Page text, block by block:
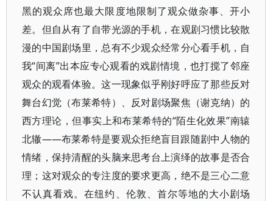
黑的观众席也最大限度地限制了观众做杂事、开小
差。但自从有了自带光源的手机，在观剧习惯比较散
漫的中国剧场里，总有不少观众经常分心看手机，自
我“间离”出本应专心观看的戏剧情境，也打搅了邻座
观众的观看体验。这一现象似乎刚好呼应了那些反对
舞台幻觉（布莱希特）、反对剧场聚焦（谢克纳）的
西方理论，但事实上和布莱希特的“陌生化效果”南辕
北辙——布莱希特是要观众拒绝盲目跟随剧中人物的
情绪，保持清醒的头脑来思考台上演绎的故事是否合
理；这对观众的专注度的要求更高，绝不是三心二意
不认真看戏。在纽约、伦敦、首尔等地的大小剧场